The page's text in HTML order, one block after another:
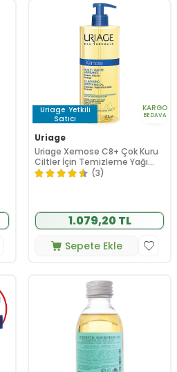
Uriage Yetkili
Satıcı
KARGO
BEDAVA
Uriage
Uriage Xemose C8+ Çok Kuru
Ciltler İçin Temizleme Yağı
500 ml
(3)
1.079,20 TL
Sepete Ekle